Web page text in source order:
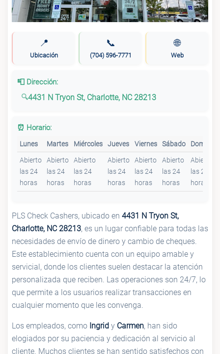
📍
Ubicación
📞
(704) 596-7771
🌐
Web
📮 Dirección:
4431 N Tryon St, Charlotte, NC 28213
⏰ Horario:
Lunes Martes Miércoles Jueves Viernes Sábado Domingo
Abierto
las 24
horas
Abierto
las 24
horas
Abierto
las 24
horas
Abierto
las 24
horas
Abierto
las 24
horas
Abierto
las 24
horas
Abierto
las 24
horas
PLS Check Cashers, ubicado en 4431 N Tryon St,
Charlotte, NC 28213, es un lugar confiable para todas las
necesidades de envío de dinero y cambio de cheques.
Este establecimiento cuenta con un equipo amable y
servicial, donde los clientes suelen destacar la atención
personalizada que reciben. Las operaciones son 24/7, lo
que permite a los usuarios realizar transacciones en
cualquier momento que les convenga.
Los empleados, como Ingrid y Carmen, han sido
elogiados por su paciencia y dedicación al servicio al
cliente. Muchos clientes se han sentido satisfechos con